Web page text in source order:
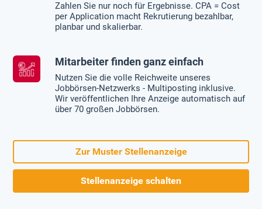
Zahlen Sie nur noch für Ergebnisse. CPA = Cost
per Application macht Rekrutierung bezahlbar,
planbar und skalierbar.
Mitarbeiter finden ganz einfach
Nutzen Sie die volle Reichweite unseres
Jobbörsen-Netzwerks - Multiposting inklusive.
Wir veröffentlichen Ihre Anzeige automatisch auf
über 70 großen Jobbörsen.
Zur Muster Stellenanzeige
Stellenanzeige schalten